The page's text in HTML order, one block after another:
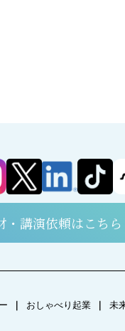
・講演依頼はこちら
｜ おしゃべり起業 ｜ 未